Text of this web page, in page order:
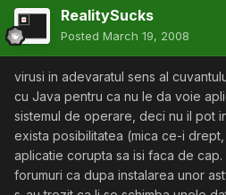
RealitySucks
Posted March 19, 2008
virusi in adevaratul sens al
cu Java pentru ca nu le da voie
sistemul de operare, deci nu il pot
exista posibilitatea (mica ce-i
aplicatie corupta sa isi faca de cap.
forumuri ca dupa instalarea unor